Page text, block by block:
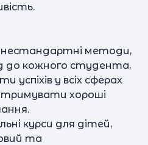
методи,
до кожного студента,
успіхів у всіх сферах
хороші
курси для дітей,
та